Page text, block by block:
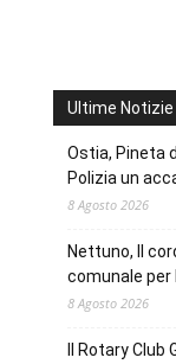
Ultime Notizie
Ostia, Pineta
Polizia un
8 Agosto 2026
Nettuno, Il
comunale per
8 Agosto 2026
Il Rotary